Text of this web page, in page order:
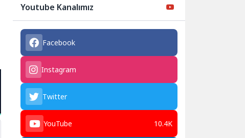
Youtube Kanalımız
Facebook
Instagram
Twitter
YouTube 10.4K